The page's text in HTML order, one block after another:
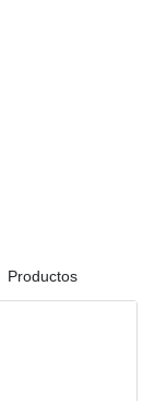
Productos